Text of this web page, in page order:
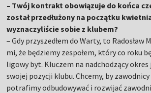
– Twój kontrakt obowiązuje do końca
został przedłużony na początku
wyznaczyliście sobie z klubem?
– Gdy przyszedłem do Warty, to Radosław
mi, że będziemy zespołem, który co roku
ligowy byt. Kluczem na nadchodzący
swojej pozycji klubu. Chcemy, by
potrafimy odbudowywać i rozwijać